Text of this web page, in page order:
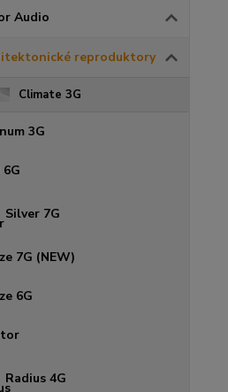
Audio
reproduktory
Climate 3G
3G
Silver 7G
7G (NEW)
6G
Radius 4G